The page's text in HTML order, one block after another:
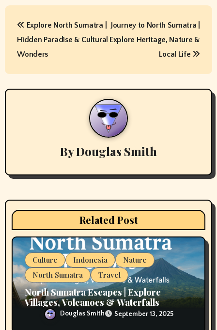
P
t
n
g
o
n
Explore North Sumatra |
Hidden Paradise & Cultural
Wonders
Journey to North Sumatra |
Explore Heritage, Nature &
Local Life
ByDouglas Smith
Related Post
Culture Indonesia
Nature
North Sumatra
Travel
North Sumatra Escapes | Explore
Villages, Volcanoes & Waterfalls
Douglas Smith September 13, 2025